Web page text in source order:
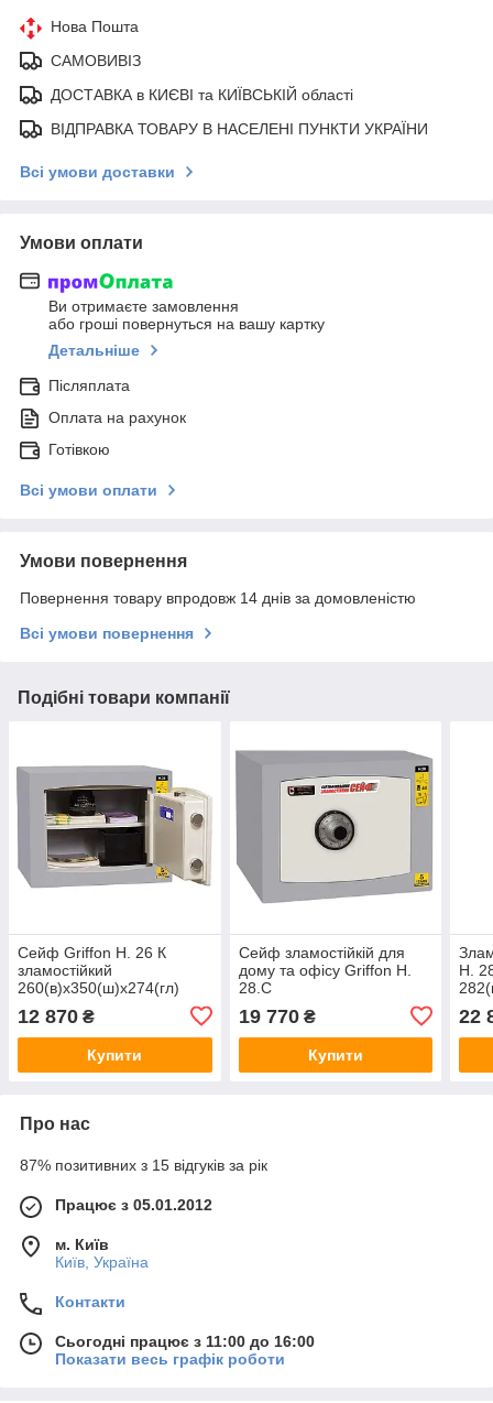
Нова Пошта
САМОВИВІЗ
ДОСТАВКА в КИЄВІ та КИЇВСЬКІЙ області
ВІДПРАВКА ТОВАРУ В НАСЕЛЕНІ ПУНКТИ УКРАЇНИ
Всі умови доставки
Умови оплати
Ви отримаєте замовлення
або гроші повернуться на вашу картку
Детальніше
Післяплата
Оплата на рахунок
Готівкою
Всі умови оплати
Умови повернення
Повернення товару впродовж 14 днів за домовленістю
Всі умови повернення
Подібні товари компанії
Сейф Griffon H. 26 К
зламостійкий
260(в)х350(ш)х274(гл)
12 870 ₴
Купити
Сейф зламостійкій для
дому та офісу Griffon H.
28.С
Механічний кодовий замок
19 770₴
Купити
H.
22
Про нас
87% позитивних з 15 відгуків за рік
Працює з 05.01.2012
м. Київ
Київ, Україна
Контакти
Сьогодні працює з 11:00 до 16:00
Показати весь графік роботи